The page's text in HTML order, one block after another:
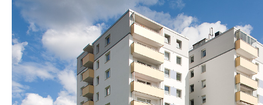
Preetz
Heide
Bordesholm
Elmshorn